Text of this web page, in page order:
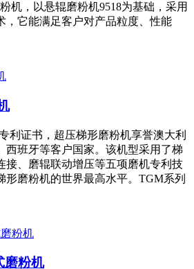
机，以悬辊磨粉机9518为基础，采用
，它能满足客户对产品粒度、性能
利证书，超压梯形磨粉机享誉澳大利
西班牙等客户国家。该机型采用了梯
接、磨辊联动增压等五项磨机专利技
形磨粉机的世界最高水平。TGM系列
磨粉机